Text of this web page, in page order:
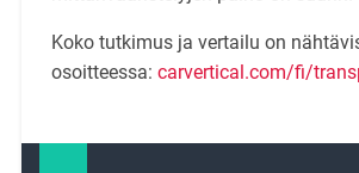
Koko tutkimus ja vertailu on
osoitteessa: carvertical.com/fi/